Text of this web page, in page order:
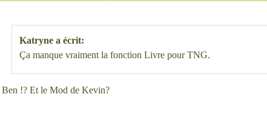
Katryne a écrit:
Ça manque vraiment la fonction Livre pour TNG.
Ben !? Et le Mod de Kevin?